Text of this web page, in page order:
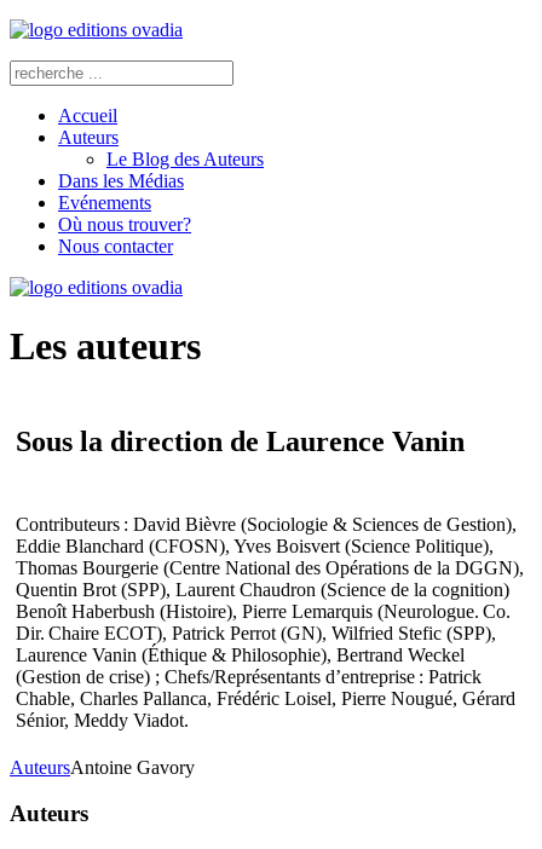
Accueil
Auteurs
Le Blog des Auteurs
Dans les Médias
Evénements
Où nous trouver?
Nous contacter
Les auteurs
Sous la direction de Laurence Vanin
Contributeurs : David Bièvre (Sociologie & Sciences de Gestion),
Eddie Blanchard (CFOSN), Yves Boisvert (Science Politique),
Thomas Bourgerie (Centre National des Opérations de la DGGN),
Quentin Brot (SPP), Laurent Chaudron (Science de la cognition)
Benoît Haberbush (Histoire), Pierre Lemarquis (Neurologue. Co.
Dir. Chaire ECOT), Patrick Perrot (GN), Wilfried Stefic (SPP),
Laurence Vanin (Éthique & Philosophie), Bertrand Weckel
(Gestion de crise) ; Chefs/Représentants d’entreprise : Patrick
Chable, Charles Pallanca, Frédéric Loisel, Pierre Nougué, Gérard
Sénior, Meddy Viadot.
AuteursAntoine Gavory
Auteurs